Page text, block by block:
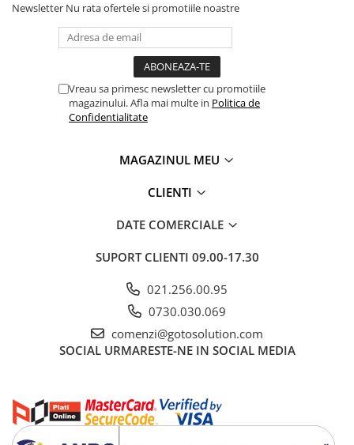
Newsletter Nu rata ofertele si promotiile noastre
Vreau sa primesc newsletter cu promotiile
magazinului. Afla mai multe in Politica de
Confidentialitate
MAGAZINUL MEU
CLIENTI
DATE COMERCIALE
SUPORT CLIENTI 09.00-17.30
021.256.00.95
0730.030.069
comenzi@gotosolution.com
SOCIAL URMARESTE-NE IN SOCIAL MEDIA